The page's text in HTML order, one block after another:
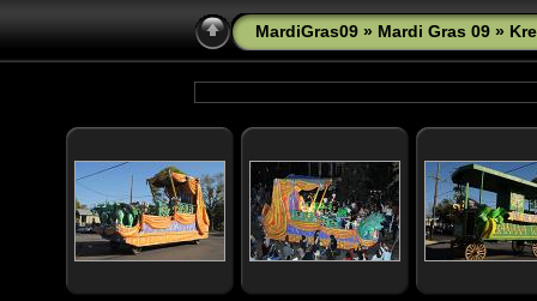
MardiGras09 » Mardi Gras 09 »